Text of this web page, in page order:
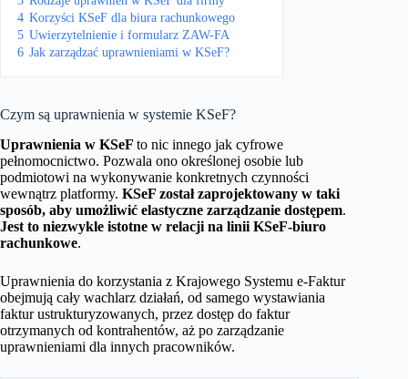
4 Korzyści KSeF dla biura rachunkowego
5 Uwierzytelnienie i formularz ZAW-FA
6 Jak zarządzać uprawnieniami w KSeF?
Czym są uprawnienia w systemie KSeF?
Uprawnienia w KSeF to nic innego jak cyfrowe
pełnomocnictwo. Pozwala ono określonej osobie lub
podmiotowi na wykonywanie konkretnych czynności
wewnątrz platformy. KSeF został zaprojektowany w taki
sposób, aby umożliwić elastyczne zarządzanie dostępem.
Jest to niezwykle istotne w relacji na linii KSeF-biuro
rachunkowe.
Uprawnienia do korzystania z Krajowego Systemu e-Faktur
obejmują cały wachlarz działań, od samego wystawiania
faktur ustrukturyzowanych, przez dostęp do faktur
otrzymanych od kontrahentów, aż po zarządzanie
uprawnieniami dla innych pracowników.